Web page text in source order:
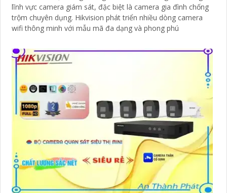
lĩnh vực camera giám sát, đặc biệt là camera gia đình chống
trộm chuyên dụng. Hikvision phát triển nhiều dòng camera
wifi thông minh với mẫu mã đa dạng và phong phú